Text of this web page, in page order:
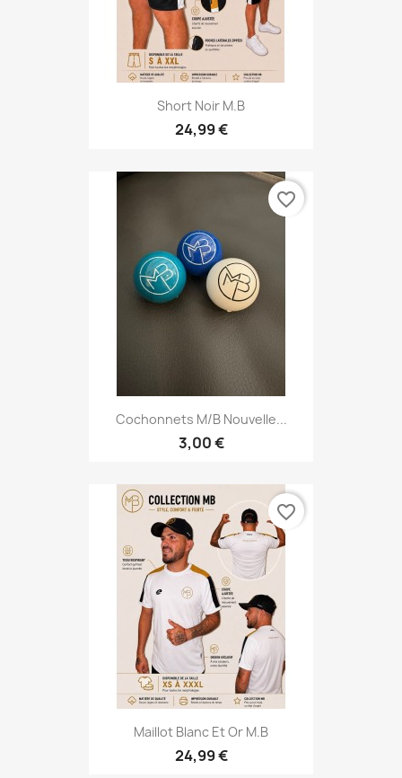
Short Noir M.B
24,99 €
Cochonnets M/B Nouvelle...
3,00 €
favorite_border
Maillot Blanc Et Or M.B
24,99 €
favorite_border